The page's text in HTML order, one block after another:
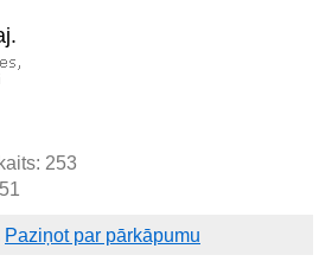
253
Paziņot par pārkāpumu